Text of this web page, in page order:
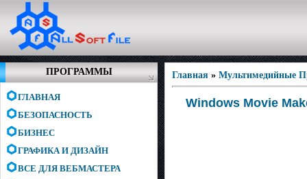
ПРОГРАММЫ
ГЛАВНАЯ
БЕЗОПАСНОСТЬ
БИЗНЕС
ГРАФИКА И ДИЗАЙН
ВСЕ ДЛЯ ВЕБМАСТЕРА
Главная » Мультимедийные
Windows Movie